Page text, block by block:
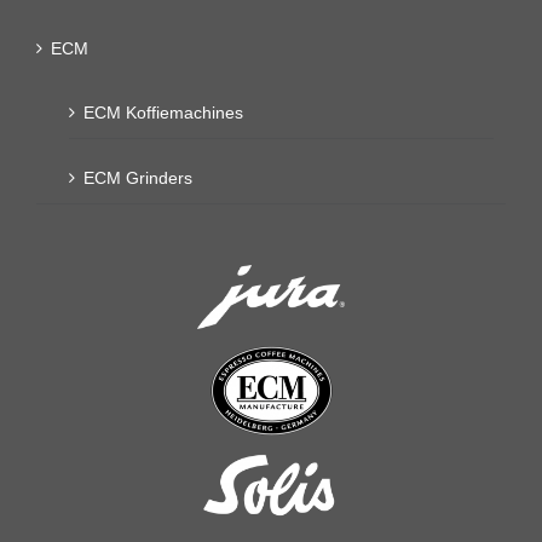
ECM
ECM Koffiemachines
ECM Grinders